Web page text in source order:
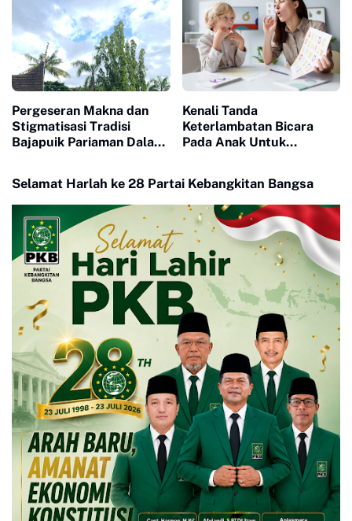
Pergeseran Makna dan
Stigmatisasi Tradisi
Bajapuik Pariaman Dalam
Kenali Tanda
Keterlambatan Bicara
Pada Anak Untuk
Selamat Harlah ke 28 Partai Kebangkitan Bangsa